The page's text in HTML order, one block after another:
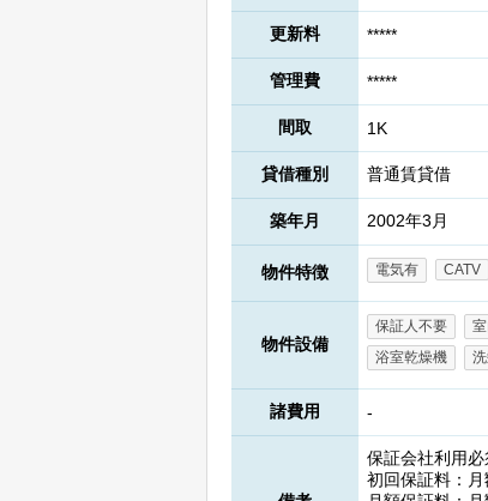
更新料 *****
管理費 *****
間取 1K
貸借種別 普通賃貸借
築年月 2002年3月
物件特徴 電気有 CATV
物件設備
保証人不要
浴室乾燥機
諸費用 -
保証会社利用必
初回保証料：